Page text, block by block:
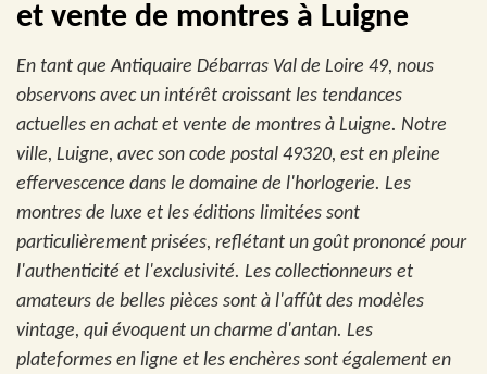
et vente de montres à Luigne
En tant que Antiquaire Débarras Val de Loire 49, nous
observons avec un intérêt croissant les tendances
actuelles en achat et vente de montres à Luigne. Notre
ville, Luigne, avec son code postal 49320, est en pleine
effervescence dans le domaine de l'horlogerie. Les
montres de luxe et les éditions limitées sont
particulièrement prisées, reflétant un goût prononcé pour
l'authenticité et l'exclusivité. Les collectionneurs et
amateurs de belles pièces sont à l'affût des modèles
vintage, qui évoquent un charme d'antan. Les
plateformes en ligne et les enchères sont également en